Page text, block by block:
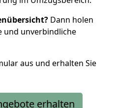
Dann holen
und unverbindliche
aus und erhalten Sie
erhalten